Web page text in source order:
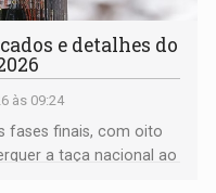
e detalhes do
às 09:24
fases finais, com oito
a taça nacional ao